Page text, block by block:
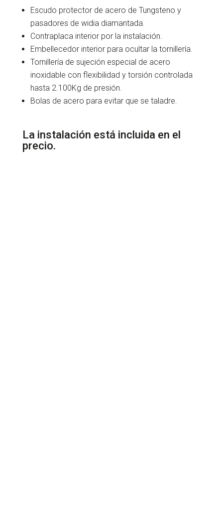
Escudo protector de acero de Tungsteno y
pasadores de widia diamantada.
Contraplaca interior por la instalación.
Embellecedor interior para ocultar la tornillería.
Tornillería de sujeción especial de acero
inoxidable con flexibilidad y torsión controlada
hasta 2.100Kg de presión.
Bolas de acero para evitar que se taladre.
La instalación está incluida en el
precio.